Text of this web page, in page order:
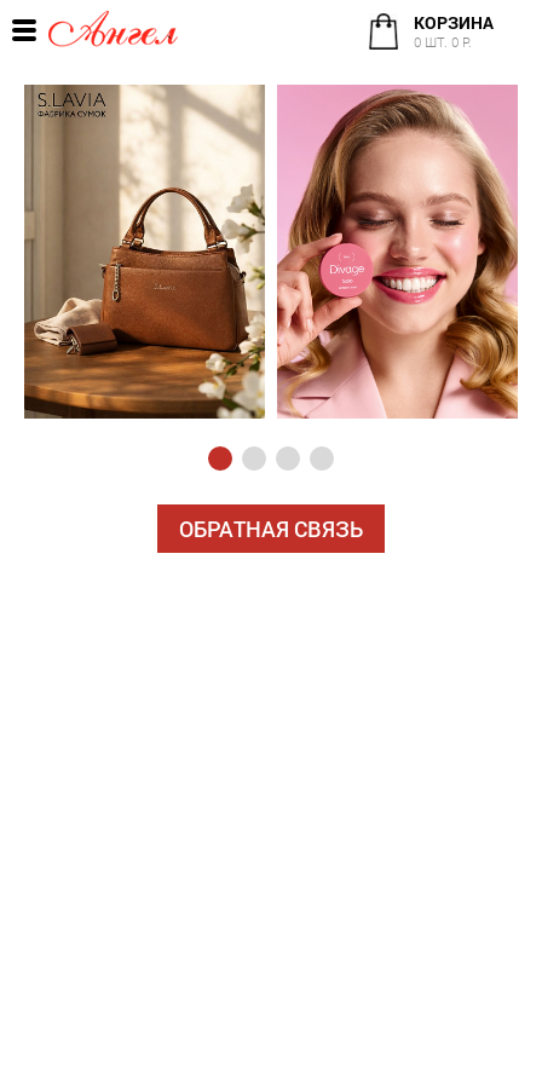
КОРЗИНА
0 ШТ. 0 Р.
ОБРАТНАЯ СВЯЗЬ